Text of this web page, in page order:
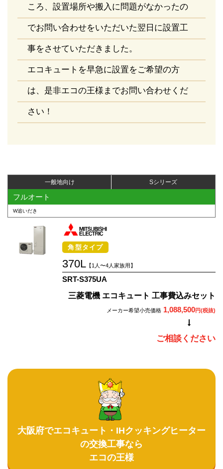
ころ、設置場所や搬入に問題がなかったの
でお問い合わせをいただいた翌日に設置工
事をさせていただきました。
エコキュートを早急に設置をご希望の方
は、是非エコの王様までお問い合わせくだ
さい！
一般地向け Sシリーズ
フルオート
W追いだき
角型タイプ
370L 【1人〜4人家族用】
SRT-S375UA
三菱電機 エコキュート 工事費込みセット
メーカー希望小売価格 1,088,500円(税抜)
ご相談ください
大阪府でエコキュート・IHクッキングヒーター
の交換工事なら
エコの王様